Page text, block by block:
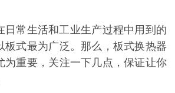
日常生活和工业生产过程中用到的
板式最为广泛。那么，板式换热器
为重要，关注一下几点，保证让你